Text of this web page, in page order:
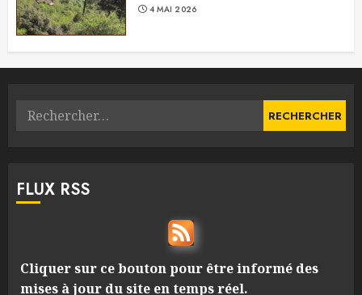
4 MAI 2026
Rechercher :
FLUX RSS
Cliquer sur ce bouton pour être informé des
mises à jour du site en temps réel.